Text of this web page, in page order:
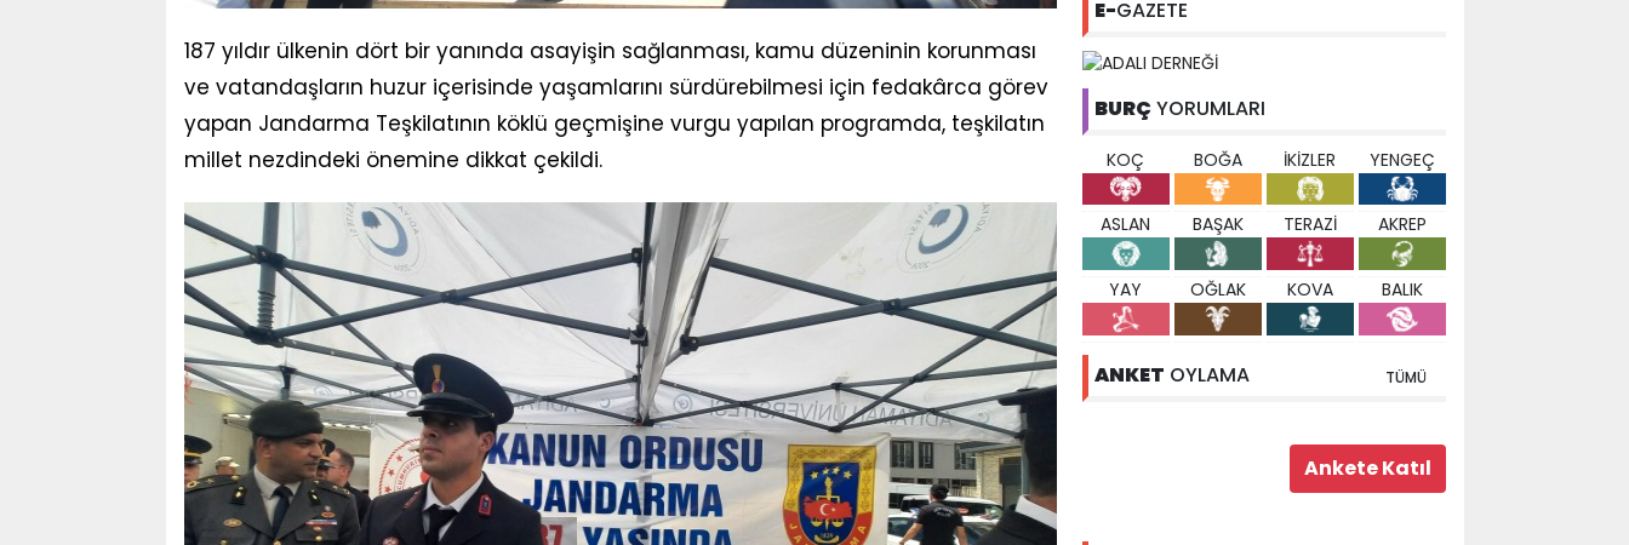
187 yıldır ülkenin dört bir yanında asayişin sağlanması, kamu düzeninin korunması
ve vatandaşların huzur içerisinde yaşamlarını sürdürebilmesi için fedakârca görev
yapan Jandarma Teşkilatının köklü geçmişine vurgu yapılan programda, teşkilatın
millet nezdindeki önemine dikkat çekildi.
E-GAZETE
BURÇ YORUMLARI
KOÇ BOĞA İKİZLER YENGEÇ
ASLAN BAŞAK TERAZİ AKREP
YAY OĞLAK KOVA BALIK
ANKET OYLAMA TÜMÜ